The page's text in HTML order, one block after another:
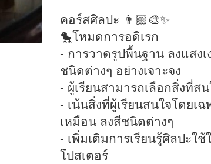
คอร์สศิลปะ 👨🏼‍🎨✨
🐤โหมดการอดิเรก
- การวาดรูปพื้นฐาน ลงแสง
ชนิดต่างๆ อย่างเจาะจง
- ผู้เรียนสามารถเลือกสิ่งที่ส
- เน้นสิ่งที่ผู้เรียนสนใจโดยเ
เหมือน ลงสีชนิดต่างๆ
- เพิ่มเติมการเรียนรู้ศิลปะใ
โปสเตอร์